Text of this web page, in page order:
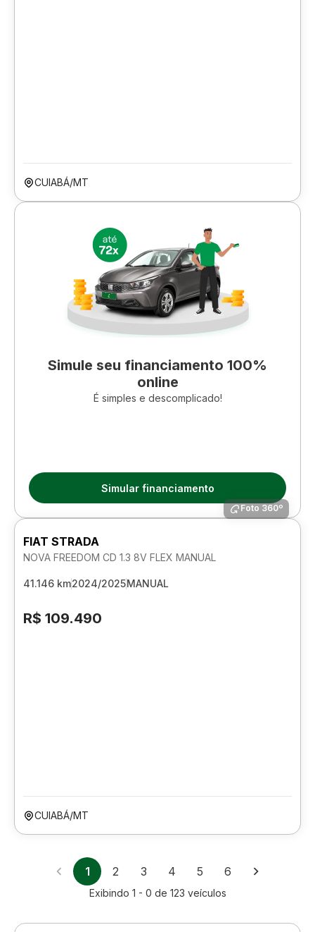
CUIABÁ/MT
Simule seu financiamento 100%
online
É simples e descomplicado!
Simular financiamento
Foto 360º
FIAT STRADA
NOVA FREEDOM CD 1.3 8V FLEX MANUAL
41.146 km2024/2025MANUAL
R$ 109.490
CUIABÁ/MT
1 2 3 4 5 6
Exibindo 1 - 0 de 123 veículos